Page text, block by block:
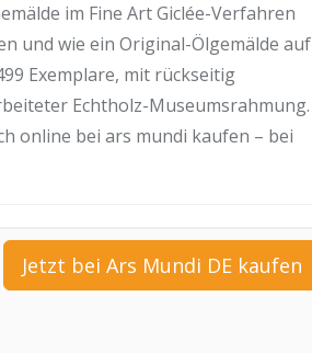
im Fine Art Giclée-Verfahren
und wie ein Original-Ölgemälde auf
Exemplare, mit rückseitig
Echtholz-Museumsrahmung.
online bei ars mundi kaufen – bei
Jetzt bei Ars Mundi DE kaufen